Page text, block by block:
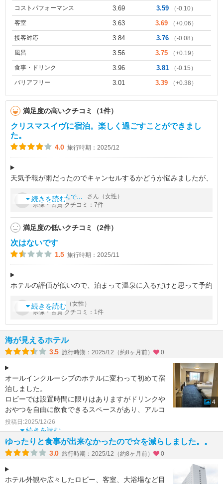
コストパフォーマンス 3.69 3.59 （-0.10）
客室 3.63 3.69 （+0.06）
接客対応 3.84 3.76 （-0.08）
風呂 3.56 3.75 （+0.19）
食事・ドリンク 3.96 3.81 （-0.15）
バリアフリー 3.01 3.39 （+0.38）
満足度の高いクチコミ（1件）
クリスマスイヴに宿泊。楽しく過ごすことができまし
た。
4.0 旅行時期：2025/12
天気予報が雨だったのでキャンセルするかどうか悩みましたが、
公共交通機関を使うと不便なので車を利用しました。天候が悪く
てもホテル内で過ごす時間が
続きを読む
by きみちゃんです。
さん（女性）
宗像・古賀 クチコミ：7件
満足度の低いクチコミ（2件）
次はないです
1.5 旅行時期：2025/11
ホテルの評価が低いので、泊まって温泉に入るだけと思って予約
ルコール、ソフトドリンクでカクテルなどは自分で作るスタイル
です。スパークリングワイン
続きを読む
byみー さん（女性）
宗像・古賀 クチコミ：1件
海が見えるホテル
3.5 旅行時期：2025/12（約8ヶ月前） 0
オールインクルーシブのホテルに変わって初めて宿
泊しました。
ロビーでは設置時間に限りはありますがドリンクや
おやつを自由に飲食できるスペースがあり、アルコ
ールなどもおいてあります。
大浴場はセキュリ
続きを読む
投稿日:2025/12/26
4
ゆったりと食事が出来なかったので☆を減らしました。。
3.0 旅行時期：2025/12（約8ヶ月前） 0
ホテル外観や広々したロビー、客室、大浴場など目